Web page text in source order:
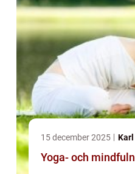
15 december 2025
Yoga- och